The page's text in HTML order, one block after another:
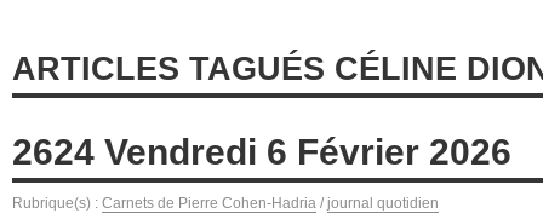
ARTICLES TAGUÉS CÉLINE
2624 Vendredi 6 Février 2026
Rubrique(s) : Carnets de Pierre Cohen-Hadria / journal quotidien